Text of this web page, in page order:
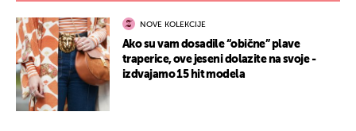
NOVE KOLEKCIJE
Ako su vam dosadile “obične” plave
traperice, ove jeseni dolazite na svoje -
izdvajamo 15 hit modela